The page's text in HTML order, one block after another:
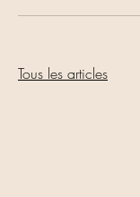
Tous les articles